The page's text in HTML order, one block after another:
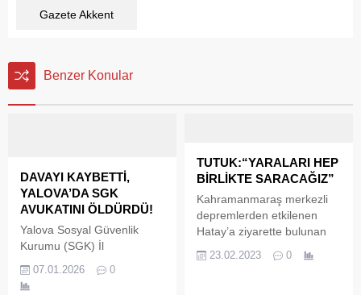
Gazete Akkent
Benzer Konular
DAVAYI KAYBETTİ,
YALOVA’DA SGK
AVUKATINI ÖLDÜRDÜ!
Yalova Sosyal Güvenlik
Kurumu (SGK) İl
başvurusu reddedilen bir
07.01.2026 0
TUTUK:“YARALARI HEP
BİRLİKTE SARACAĞIZ”
Kahramanmaraş merkezli
depremlerden etkilenen
Hatay’a ziyarette bulunan
Vekili Mustafa Tutuk, Enerji
23.02.2023 0